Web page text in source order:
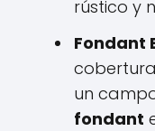
rústico y
Fondant
un
fondant